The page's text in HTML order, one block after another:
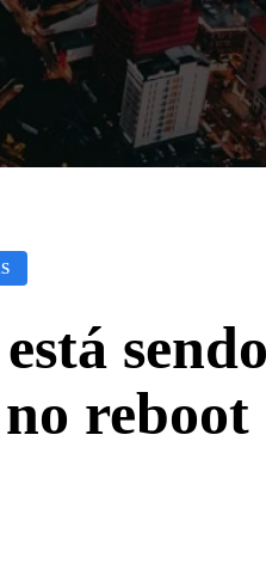
Nos Cinemas